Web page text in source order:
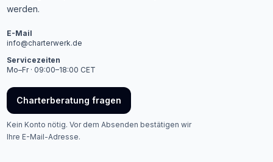
werden.
E-Mail
info@charterwerk.de
Servicezeiten
Mo–Fr · 09:00–18:00 CET
Charterberatung fragen
Kein Konto nötig. Vor dem Absenden bestätigen wir
Ihre E-Mail-Adresse.